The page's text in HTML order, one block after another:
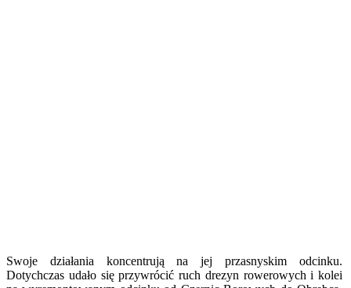
Swoje działania koncentrują na jej przasnyskim odcinku.
Dotychczas udało się przywrócić ruch drezyn rowerowych i kolei